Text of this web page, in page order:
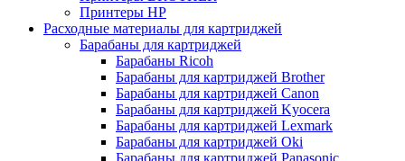
Принтеры HP
Расходные материалы для картриджей
Барабаны для картриджей
Барабаны Ricoh
Барабаны для картриджей Brother
Барабаны для картриджей Canon
Барабаны для картриджей Kyocera
Барабаны для картриджей Lexmark
Барабаны для картриджей Oki